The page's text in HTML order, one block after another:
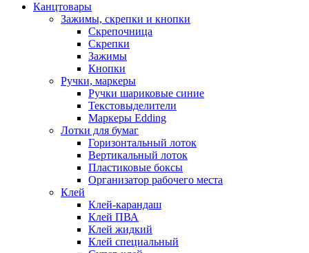
Канцтовары
Зажимы, скрепки и кнопки
Скрепочница
Скрепки
Зажимы
Кнопки
Ручки, маркеры
Ручки шариковые синие
Текстовыделители
Маркеры Edding
Лотки для бумаг
Горизонтальный лоток
Вертикальный лоток
Пластиковые боксы
Организатор рабочего места
Клей
Клей-карандаш
Клей ПВА
Клей жидкий
Клей специальный